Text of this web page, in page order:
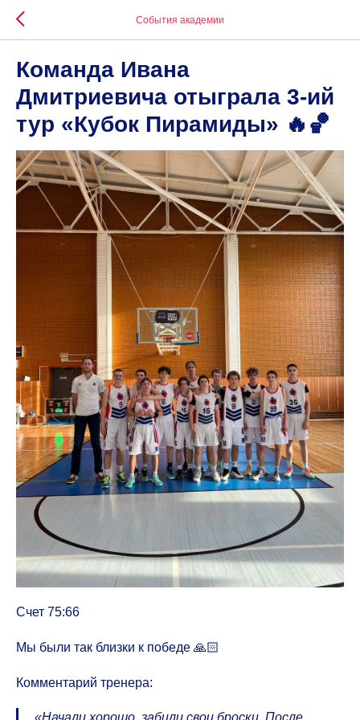
События академии
Команда Ивана
Дмитриевича отыграла 3-ий
тур «Кубок Пирамиды» 🔥🏀
Счет 75:66
Мы были так близки к победе 🙏🏻
Комментарий тренера:
«Начали хорошо, забили свои броски. После